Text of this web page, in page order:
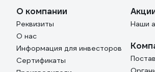
О компании
Реквизиты
О нас
Информация для инвесторов
Сертификаты
Наши